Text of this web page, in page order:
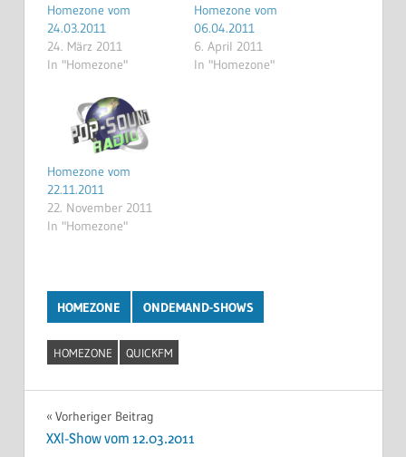
Homezone vom
24.03.2011
24. März 2011
In "Homezone"
Homezone vom
06.04.2011
6. April 2011
In "Homezone"
Homezone vom
22.11.2011
22. November 2011
In "Homezone"
HOMEZONE ONDEMAND-SHOWS
HOMEZONE QUICKFM
Beitragsnavigation
Vorheriger Beitrag
XXl-Show vom 12.03.2011